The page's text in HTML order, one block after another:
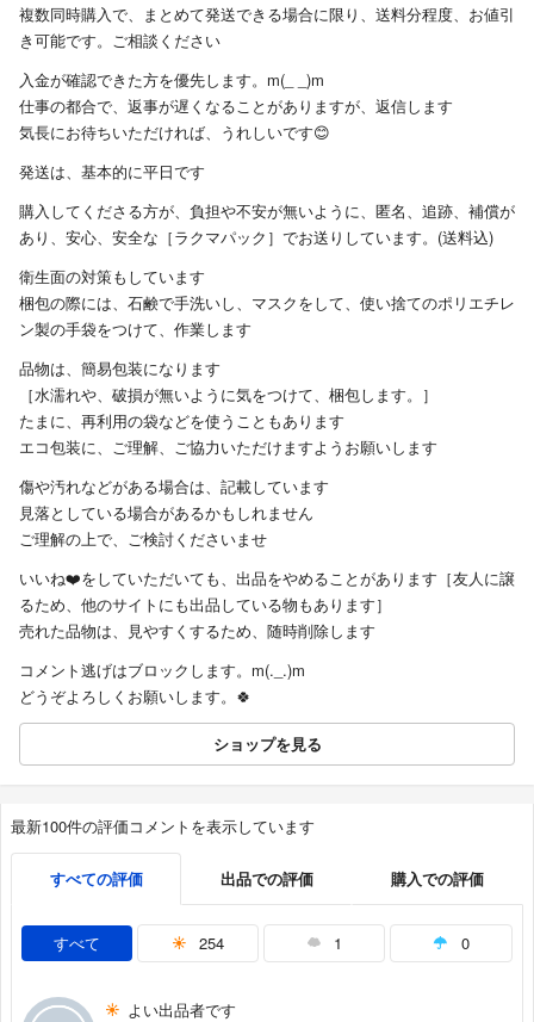
複数同時購入で、まとめて発送できる場合に限り、送料分程度、お値引
き可能です。ご相談ください
入金が確認できた方を優先します。m(_ _)m
仕事の都合で、返事が遅くなることがありますが、返信します
気長にお待ちいただければ、うれしいです😊
発送は、基本的に平日です
購入してくださる方が、負担や不安が無いように、匿名、追跡、補償が
あり、安心、安全な［ラクマパック］でお送りしています。(送料込)
衛生面の対策もしています
梱包の際には、石鹸で手洗いし、マスクをして、使い捨てのポリエチレ
ン製の手袋をつけて、作業します
品物は、簡易包装になります
［水濡れや、破損が無いように気をつけて、梱包します。］
たまに、再利用の袋などを使うこともあります
エコ包装に、ご理解、ご協力いただけますようお願いします
傷や汚れなどがある場合は、記載しています
見落としている場合があるかもしれません
ご理解の上で、ご検討くださいませ
いいね❤️をしていただいても、出品をやめることがあります［友人に譲
るため、他のサイトにも出品している物もあります］
売れた品物は、見やすくするため、随時削除します
コメント逃げはブロックします。m(._.)m
どうぞよろしくお願いします。🍀
ショップを見る
最新100件の評価コメントを表示しています
すべての評価 出品での評価 購入での評価
すべて 254 1 0
よい出品者です